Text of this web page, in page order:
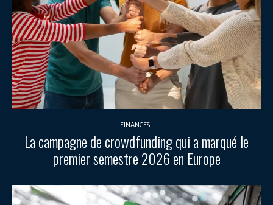
FINANCES
La campagne de crowdfunding qui a marqué le
premier semestre 2026 en Europe